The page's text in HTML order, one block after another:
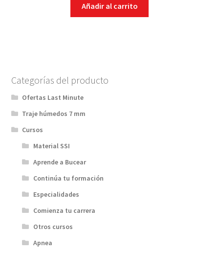
Añadir al carrito
Categorías del producto
Ofertas Last Minute
Traje húmedos 7 mm
Cursos
Material SSI
Aprende a Bucear
Continúa tu formación
Especialidades
Comienza tu carrera
Otros cursos
Apnea